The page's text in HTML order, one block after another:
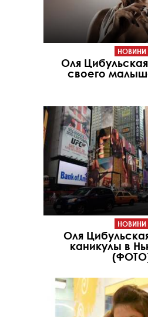
НОВИНИ
Оля
своего
НОВИНИ
Оля
каникулы в